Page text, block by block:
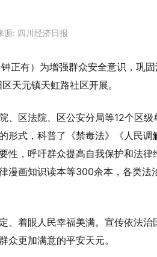
四川经济日报
正有）为增强群众安全意识，巩
天元镇天虹路社区开展。
、区法院、区公安分局等12个区
形式，科普了《禁毒法》《人民
性，呼吁群众提高自我保护和法
漫画知识读本等300余本，各类法
、着眼人民幸福美满。宣传依法
众更加满意的平安天元。